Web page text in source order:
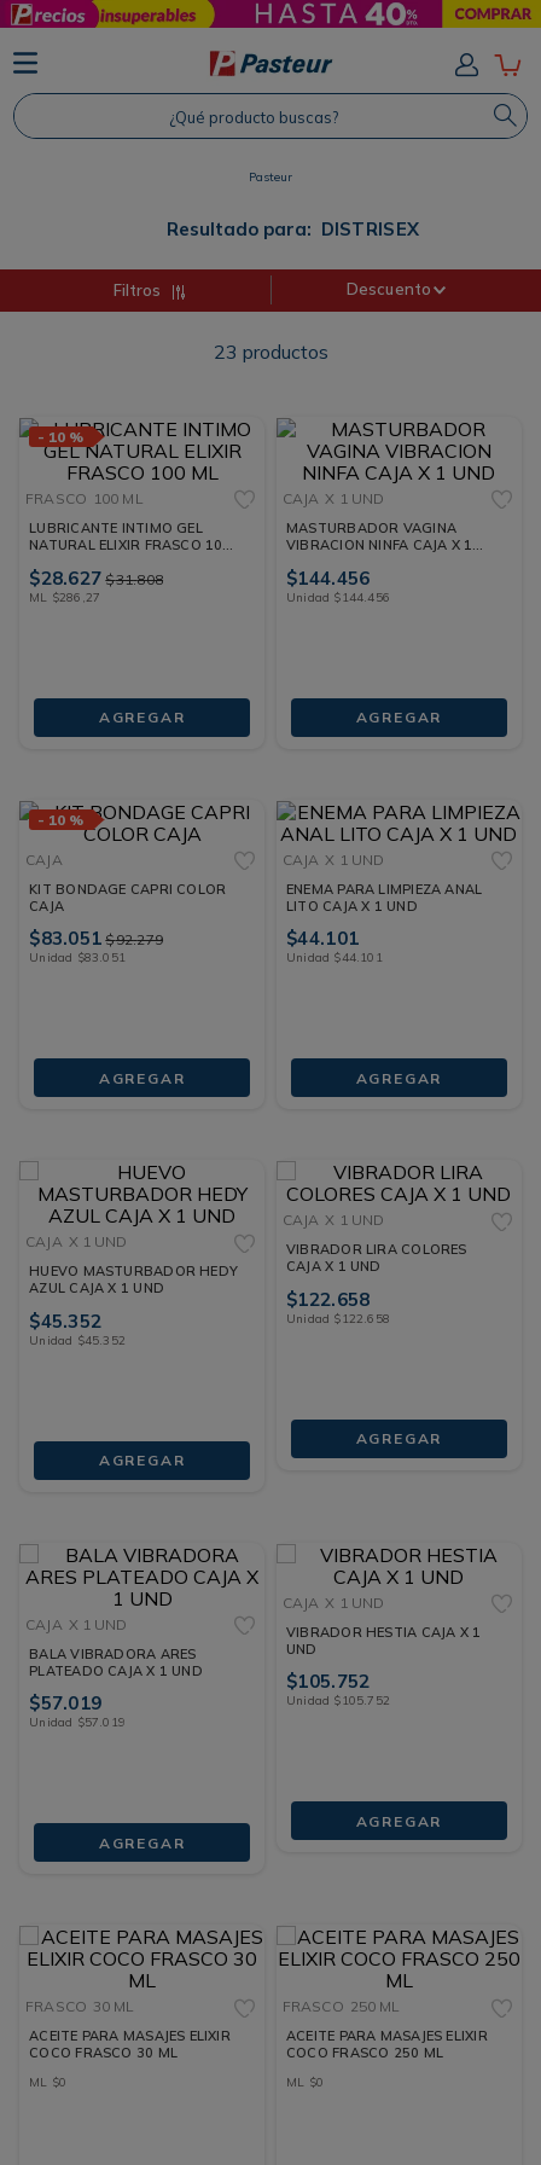
¿Qué producto buscas?
Pasteur
Resultado para: DISTRISEX
Filtros Descuento
23 productos
- 10 %
FRASCO 100 ML
LUBRICANTE INTIMO GEL
NATURAL ELIXIR FRASCO 100
$28.627 $31.808
ML $286 27
AGREGAR
CAJA X 1 UND
MASTURBADOR VAGINA
VIBRACION NINFA CAJA X 1
$144.456
Unidad $144 .456
AGREGAR
- 10 %
CAJA
KIT BONDAGE CAPRI COLOR
CAJA
$83.051 $92.279
Unidad $83.051
AGREGAR
CAJA X 1 UND
ENEMA PARA LIMPIEZA ANAL
LITO CAJA X 1 UND
$44.101
Unidad $44.101
AGREGAR
CAJA X 1 UND
HUEVO MASTURBADOR HEDY
AZUL CAJA X 1 UND
$45.352
Unidad $45.352
AGREGAR
CAJA X 1 UND
VIBRADOR LIRA COLORES
CAJA X 1 UND
$122.658
Unidad $122.658
AGREGAR
CAJA X 1 UND
BALA VIBRADORA ARES
PLATEADO CAJA X 1 UND
$57.019
Unidad $57.019
AGREGAR
CAJA X 1 UND
VIBRADOR HESTIA CAJA X 1
UND
$105.752
Unidad $105.752
AGREGAR
FRASCO 30 ML
ACEITE PARA MASAJES ELIXIR
COCO FRASCO 30 ML
ML $0
FRASCO 250 ML
ACEITE PARA MASAJES ELIXIR
COCO FRASCO 250 ML
ML $0
TÉRMINOS MÁS BUSCADOS
1. Protector Solar
2. Proteina